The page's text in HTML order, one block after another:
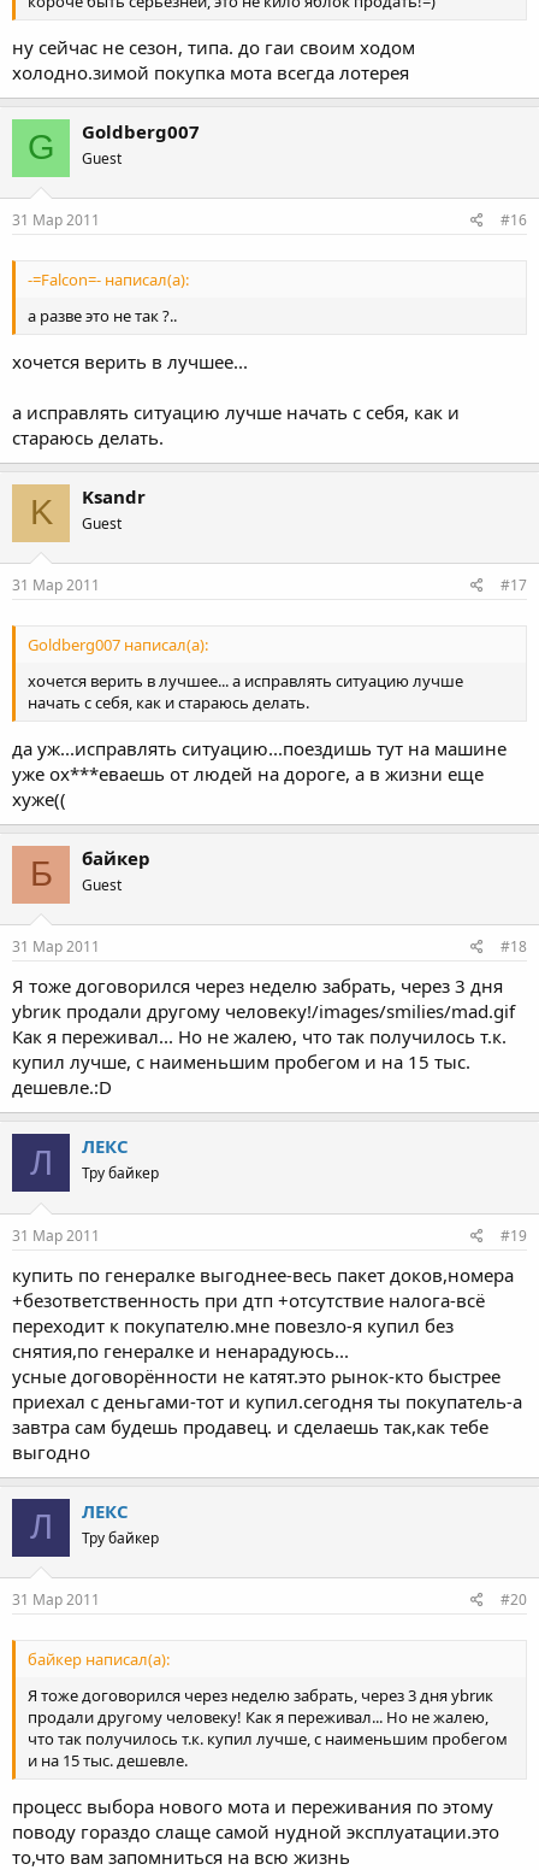
ну сейчас не сезон, типа. до гаи своим ходом
холодно.зимой покупка мота всегда лотерея
G Goldberg007
Guest
31 Мар 2011 #16
-=Falcon=- написал(а):
а разве это не так ?..
хочется верить в лучшее...
а исправлять ситуацию лучше начать с себя, как и
стараюсь делать.
K Ksandr
Guest
31 Мар 2011 #17
Goldberg007 написал(а):
хочется верить в лучшее... а исправлять ситуацию лучше
начать с себя, как и стараюсь делать.
да уж...исправлять ситуацию...поездишь тут на машине
уже ох***еваешь от людей на дороге, а в жизни еще
хуже((
Б байкер
Guest
31 Мар 2011 #18
Я тоже договорился через неделю забрать, через 3 дня
ybrик продали другому человеку!/images/smilies/mad.gif
Как я переживал... Но не жалею, что так получилось т.к.
купил лучше, с наименьшим пробегом и на 15 тыс.
дешевле.:D
Л ЛЕКС
Тру байкер
31 Мар 2011 #19
купить по генералке выгоднее-весь пакет доков,номера
+безответственность при дтп +отсутствие налога-всё
переходит к покупателю.мне повезло-я купил без
снятия,по генералке и ненарадуюсь...
усные договорённости не катят.это рынок-кто быстрее
приехал с деньгами-тот и купил.сегодня ты покупатель-а
завтра сам будешь продавец. и сделаешь так,как тебе
выгодно
Л ЛЕКС
Тру байкер
31 Мар 2011 #20
байкер написал(а):
Я тоже договорился через неделю забрать, через 3 дня ybrик
продали другому человеку! Как я переживал... Но не жалею,
что так получилось т.к. купил лучше, с наименьшим пробегом
и на 15 тыс. дешевле.
процесс выбора нового мота и переживания по этому
поводу гораздо слаще самой нудной эксплуатации.это
то,что вам запомниться на всю жизнь